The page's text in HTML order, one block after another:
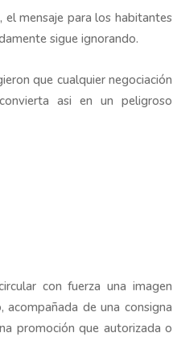
el mensaje para los habitantes
sigue ignorando.
que cualquier negociación
asi en un peligroso
con fuerza una imagen
de una consigna
promoción que autorizada o